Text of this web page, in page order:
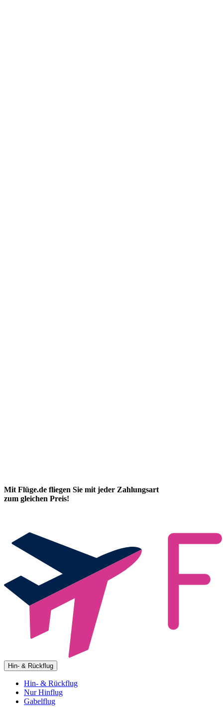
Mit Flüge.de fliegen Sie mit jeder Zahlungsart
zum gleichen Preis!
Hin- & Rückflug
Hin- & Rückflug
Nur Hinflug
Gabelflug